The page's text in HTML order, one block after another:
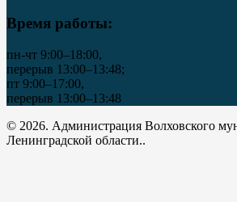
Время работы:
пн-чт 9:00–18:00,
перерыв 13:00–13:48;
пт 9:00–17:00,
перерыв 13:00–13:48
© 2026. Администрация Волховского
Ленинградской области..